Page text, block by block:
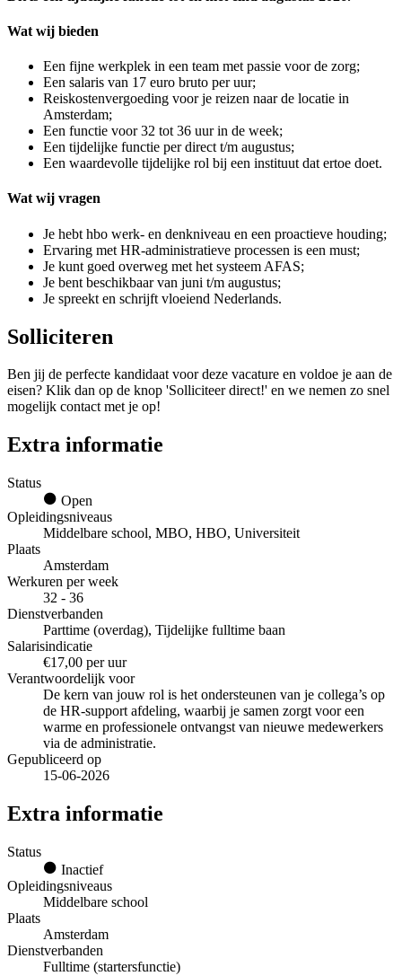
Wat wij bieden
Een fijne werkplek in een team met passie voor de zorg;
Een salaris van 17 euro bruto per uur;
Reiskostenvergoeding voor je reizen naar de locatie in
Amsterdam;
Een functie voor 32 tot 36 uur in de week;
Een tijdelijke functie per direct t/m augustus;
Een waardevolle tijdelijke rol bij een instituut dat ertoe doet.
Wat wij vragen
Je hebt hbo werk- en denkniveau en een proactieve houding;
Ervaring met HR-administratieve processen is een must;
Je kunt goed overweg met het systeem AFAS;
Je bent beschikbaar van juni t/m augustus;
Je spreekt en schrijft vloeiend Nederlands.
Solliciteren
Ben jij de perfecte kandidaat voor deze vacature en voldoe je aan de
eisen? Klik dan op de knop 'Solliciteer direct!' en we nemen zo snel
mogelijk contact met je op!
Extra informatie
Status
Open
Opleidingsniveaus
Middelbare school, MBO, HBO, Universiteit
Plaats
Amsterdam
Werkuren per week
32 - 36
Dienstverbanden
Parttime (overdag), Tijdelijke fulltime baan
Salarisindicatie
€17,00 per uur
Verantwoordelijk voor
De kern van jouw rol is het ondersteunen van je collega’s op
de HR-support afdeling, waarbij je samen zorgt voor een
warme en professionele ontvangst van nieuwe medewerkers
via de administratie.
Gepubliceerd op
15-06-2026
Extra informatie
Status
Inactief
Opleidingsniveaus
Middelbare school
Plaats
Amsterdam
Dienstverbanden
Fulltime (startersfunctie)